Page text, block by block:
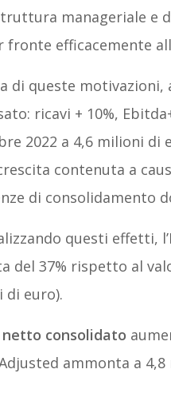
manageriale e
fronte efficacemente
di queste motivazioni,
ricavi + 10%,
2022 a 4,6 milioni di
contenuta a
di consolidamento
questi effetti, l’
del 37% rispetto al
di euro).
consolidato
ammonta a